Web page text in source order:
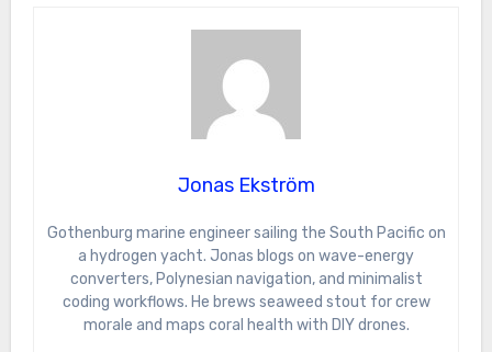
Jonas Ekström
Gothenburg marine engineer sailing the South Pacific on
a hydrogen yacht. Jonas blogs on wave-energy
converters, Polynesian navigation, and minimalist
coding workflows. He brews seaweed stout for crew
morale and maps coral health with DIY drones.